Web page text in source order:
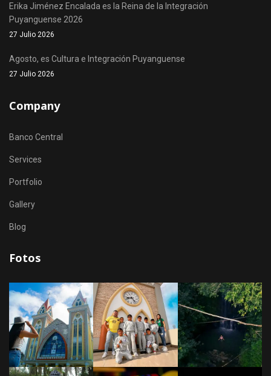
Erika Jiménez Encalada es la Reina de la Integración
Puyanguense 2026
27 Julio 2026
Agosto, es Cultura e Integración Puyanguense
27 Julio 2026
Company
Banco Central
Services
Portfolio
Gallery
Blog
Fotos